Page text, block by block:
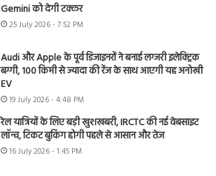
Gemini को देगी टक्कर
25 July 2026 - 7:52 PM
Audi और Apple के पूर्व डिजाइनरों ने बनाई लग्जरी इलेक्ट्रिक
बग्गी, 100 किमी से ज्यादा की रेंज के साथ आएगी यह अनोखी
EV
19 July 2026 - 4:48 PM
रेल यात्रियों के लिए बड़ी खुशखबरी, IRCTC की नई वेबसाइट
लॉन्च, टिकट बुकिंग होगी पहले से आसान और तेज
16 July 2026 - 1:45 PM